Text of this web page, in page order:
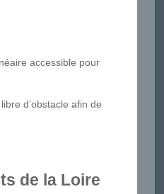
accessible pour
d’obstacle afin de
de la Loire